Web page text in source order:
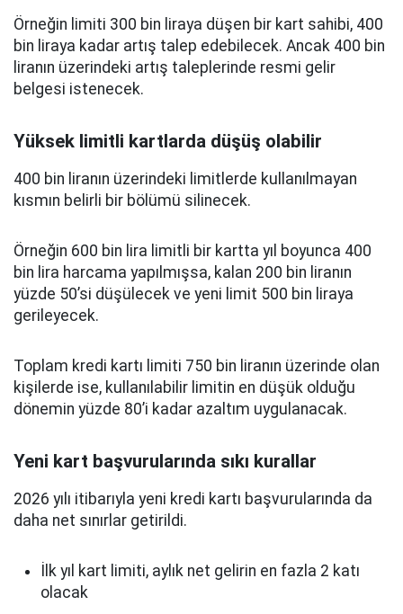
Örneğin limiti 300 bin liraya düşen bir kart sahibi, 400
bin liraya kadar artış talep edebilecek. Ancak 400 bin
liranın üzerindeki artış taleplerinde resmi gelir
belgesi istenecek.
Yüksek limitli kartlarda düşüş olabilir
400 bin liranın üzerindeki limitlerde kullanılmayan
kısmın belirli bir bölümü silinecek.
Örneğin 600 bin lira limitli bir kartta yıl boyunca 400
bin lira harcama yapılmışsa, kalan 200 bin liranın
yüzde 50’si düşülecek ve yeni limit 500 bin liraya
gerileyecek.
Toplam kredi kartı limiti 750 bin liranın üzerinde olan
kişilerde ise, kullanılabilir limitin en düşük olduğu
dönemin yüzde 80’i kadar azaltım uygulanacak.
Yeni kart başvurularında sıkı kurallar
2026 yılı itibarıyla yeni kredi kartı başvurularında da
daha net sınırlar getirildi.
İlk yıl kart limiti, aylık net gelirin en fazla 2 katı
olacak